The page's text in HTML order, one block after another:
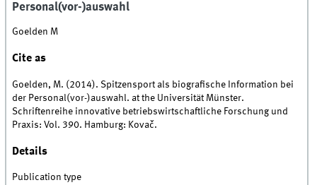
Personal(vor-)auswahl
Goelden M
Cite as
Goelden, M. (2014). Spitzensport als biografische Information bei
der Personal(vor-)auswahl. at the Universität Münster.
Schriftenreihe innovative betriebswirtschaftliche Forschung und
Praxis: Vol. 390. Hamburg: Kovač.
Details
Publication type